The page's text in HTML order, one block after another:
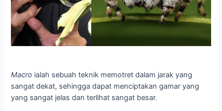
Macro ialah sebuah teknik memotret dalam jarak yang
sangat dekat, sehingga dapat menciptakan gamar yang
yang sangat jelas dan terlihat sangat besar.